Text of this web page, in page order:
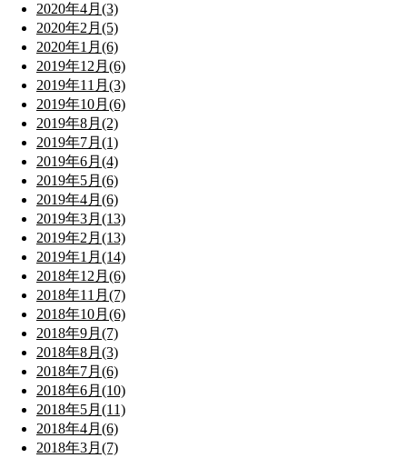
2020年4月(3)
2020年2月(5)
2020年1月(6)
2019年12月(6)
2019年11月(3)
2019年10月(6)
2019年8月(2)
2019年7月(1)
2019年6月(4)
2019年5月(6)
2019年4月(6)
2019年3月(13)
2019年2月(13)
2019年1月(14)
2018年12月(6)
2018年11月(7)
2018年10月(6)
2018年9月(7)
2018年8月(3)
2018年7月(6)
2018年6月(10)
2018年5月(11)
2018年4月(6)
2018年3月(7)